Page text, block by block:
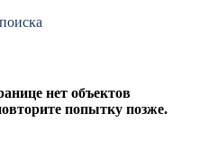
нет объектов
попытку позже.